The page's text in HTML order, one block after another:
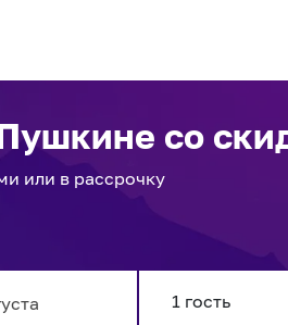
со
или в рассрочку